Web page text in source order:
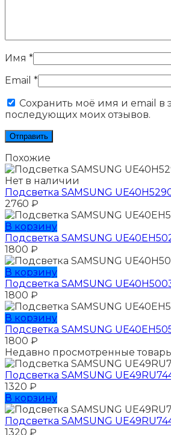
Имя *
Email *
Сохранить моё имя и email в
последующих моих отзывов.
Похожие
Нет в наличии
Подсветка SAMSUNG
2760 ₽
В корзину
Подсветка SAMSUNG
1800 ₽
В корзину
Подсветка SAMSUNG
1800 ₽
В корзину
Подсветка SAMSUNG
1800 ₽
Недавно просмотренные
Подсветка SAMSUNG
1320 ₽
В корзину
Подсветка SAMSUNG
1320 ₽